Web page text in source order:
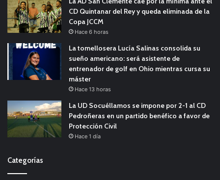
CD Quintanar del Rey y queda eliminada de la
Copa JCCM
Hace 6 horas
La tomellosera Lucía Salinas consolida su
sueño americano: será asistente de
entrenador de golf en Ohio mientras cursa su
máster
Hace 13 horas
La UD Socuéllamos se impone por 2-1 al CD
Pedroñeras en un partido benéfico a favor de
Protección Civil
Hace 1 día
Categorías